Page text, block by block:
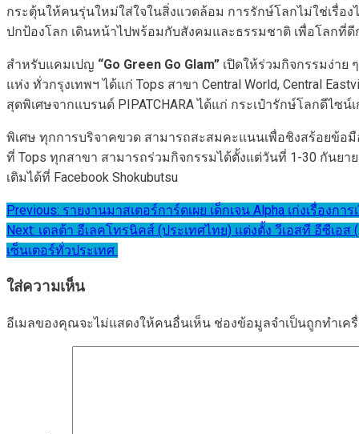
กระตุ้นให้คนรุ่นใหม่ใส่ใจในสิ่งแวดล้อม การรักษ์โลกไม่ใช่เรื่อ
ปกป้องโลก เดินหน้าไปพร้อมกับสังคมและธรรมชาติ เพื่อโลก
สำหรับแคมเปญ “Go Green Go Glam” เปิดให้ร่วมกิจกรรมง่าย
แห่ง ทั่วกรุงเทพฯ ได้แก่ Tops สาขา Central World, Central
สุดพิเศษจากแบรนด์ PIPATCHARA ได้แก่ กระเป๋ารักษ์โลกดีไ
พิเศษ ทุกการบริจาคขวด สามารถสะสมคะแนนเพื่อชิงสร้อยข้อ
ที่ Tops ทุกสาขา สามารถร่วมกิจกรรมได้ตั้งแต่วันที่ 1-30 กันยา
เติมได้ที่ Facebook Shokubutsu
แนะแนว
เรื่อง
Previous: รายงานมาสเตอร์การ์ดเผย เด็กเจน Alpha เก่งเรื่อ
Next: เดลต้า อีเลคโทรนิคส์ (ประเทศไทย) แต่งตั้ง วีเอสที อีซีเอ
เซ็นเตอร์ทั่วประเทศ
ใส่ความเห็น
อีเมลของคุณจะไม่แสดงให้คนอื่นเห็น ช่องข้อมูลจำเป็นถูกทำเค